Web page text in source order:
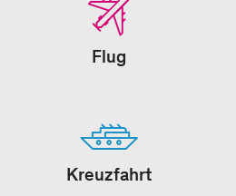
Flug
Kreuzfahrt